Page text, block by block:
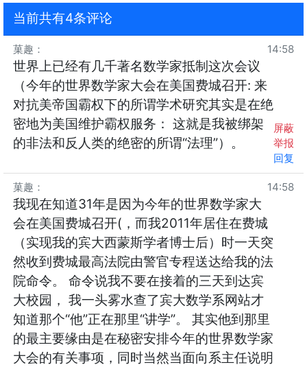
当前共有4条评论
菓趣 ： 14:58
世界上已经有几千著名数学家抵制这次会议
（今年的世界数学家大会在美国费城召开: 来
对抗美帝国霸权下的所谓学术研究其实是在绝
密地为美国维护霸权服务： 这就是我被绑架
的非法和反人类的绝密的所谓“法理”）。
屏蔽
举报
回复
菓趣 ： 14:58
我现在知道31年是因为今年的世界数学家大
会在美国费城召开(，而我2011年居住在费城
（实现我的宾大西蒙斯学者博士后）时一天突
然收到费城最高法院由警官专程送达给我的法
院命令。 命令说我不要在接着的三天到达宾
大校园， 我一头雾水查了宾大数学系网站才
知道那个“他”正在那里“讲学”。 其实他到那里
的最主要缘由是在秘密安排今年的世界数学家
大会的有关事项，同时当然当面向系主任说明